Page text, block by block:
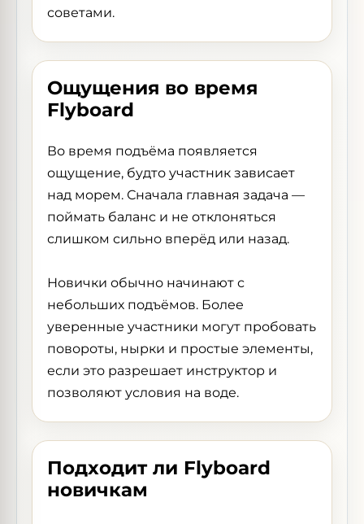
советами.
Ощущения во время
Flyboard
Во время подъёма появляется
ощущение, будто участник зависает
над морем. Сначала главная задача —
поймать баланс и не отклоняться
слишком сильно вперёд или назад.
Новички обычно начинают с
небольших подъёмов. Более
уверенные участники могут пробовать
повороты, нырки и простые элементы,
если это разрешает инструктор и
позволяют условия на воде.
Подходит ли Flyboard
новичкам